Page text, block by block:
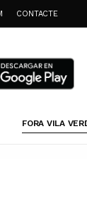
CONTACTE
FORA VILA